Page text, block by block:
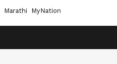
Marathi MyNation